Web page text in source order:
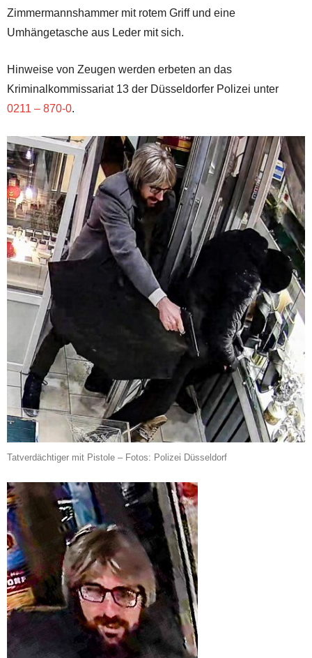
Zimmermannshammer mit rotem Griff und eine
Umhängetasche aus Leder mit sich.
Hinweise von Zeugen werden erbeten an das
Kriminalkommissariat 13 der Düsseldorfer Polizei unter
0211 – 870-0.
Tatverdächtiger mit Pistole – Fotos: Polizei Düsseldorf